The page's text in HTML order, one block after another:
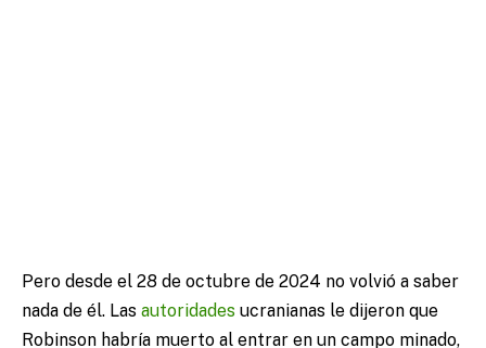
Pero desde el 28 de octubre de 2024 no volvió a saber
nada de él. Las autoridades ucranianas le dijeron que
Robinson habría muerto al entrar en un campo minado,